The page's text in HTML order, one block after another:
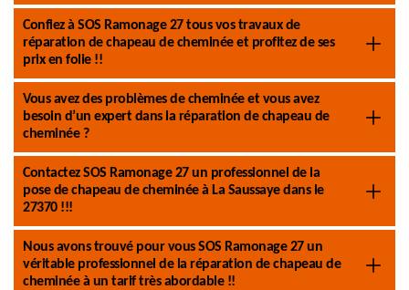
Confiez à SOS Ramonage 27 tous vos travaux de
réparation de chapeau de cheminée et profitez de ses
prix en folie !!
Vous avez des problèmes de cheminée et vous avez
besoin d’un expert dans la réparation de chapeau de
cheminée ?
Contactez SOS Ramonage 27 un professionnel de la
pose de chapeau de cheminée à La Saussaye dans le
27370 !!!
Nous avons trouvé pour vous SOS Ramonage 27 un
véritable professionnel de la réparation de chapeau de
cheminée à un tarif très abordable !!